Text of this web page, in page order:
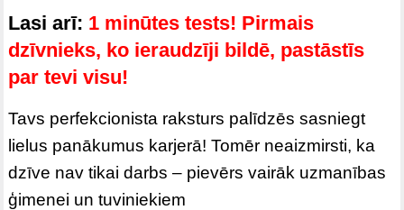
Lasi arī: 1 minūtes tests! Pirmais
dzīvnieks, ko ieraudzīji bildē, pastāstīs
par tevi visu!
Tavs perfekcionista raksturs palīdzēs sasniegt
lielus panākumus karjerā! Tomēr neaizmirsti, ka
dzīve nav tikai darbs – pievērs vairāk uzmanības
ģimenei un tuviniekiem